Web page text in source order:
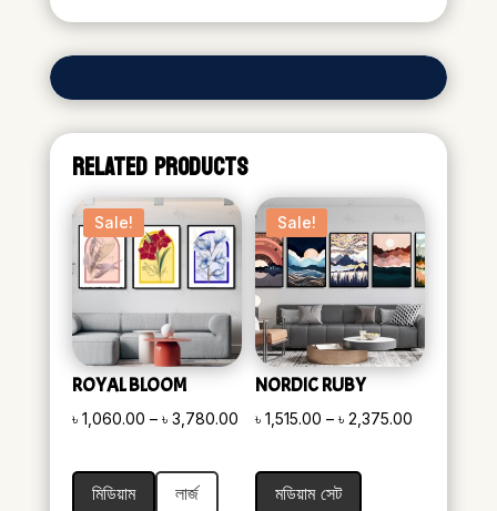
RELATED PRODUCTS
Sale!
ROYAL BLOOM
৳ 1,060.00 – ৳ 3,780.00Price
৳ 1,060.00
through
মিডিয়াম
লার্জ
Sale!
NORDIC RUBY
৳1,515.00 – ৳2,375.00
মডিয়াম সেট